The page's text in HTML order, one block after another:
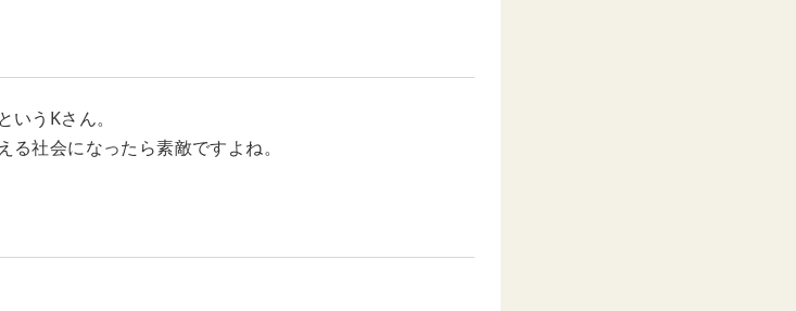
うKさん。
社会になったら素敵ですよね。